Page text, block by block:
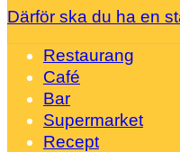
Därför ska du ha en
Restaurang
Café
Bar
Supermarket
Recept